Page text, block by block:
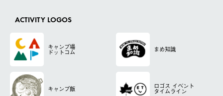
ACTIVITY LOGOS
キャンプ場
ドットコム まめ知識
キャンプ飯 ロゴス イベント
タイムライン